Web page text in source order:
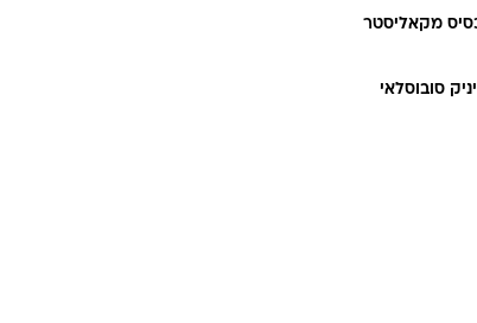
יורו 2012
מקאליסטר
סובוסלאי